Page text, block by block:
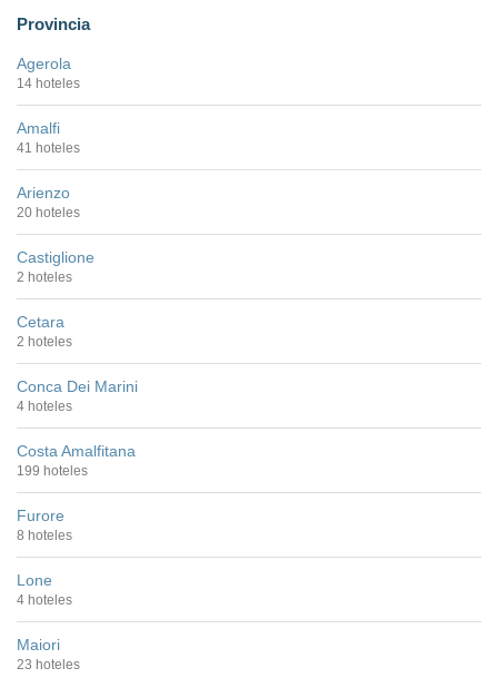
Provincia
Agerola
14 hoteles
Amalfi
41 hoteles
Arienzo
20 hoteles
Castiglione
2 hoteles
Cetara
2 hoteles
Conca Dei Marini
4 hoteles
Costa Amalfitana
199 hoteles
Furore
8 hoteles
Lone
4 hoteles
Maiori
23 hoteles